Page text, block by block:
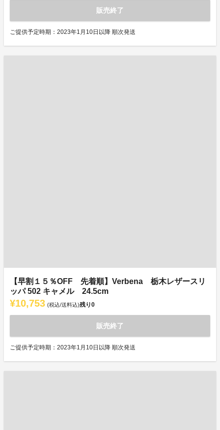
販売終了
ご提供予定時期：2023年1月10日以降 順次発送
【早割１５％OFF 先着順】Verbena 栃木レザースリ
ッパ 502 キャメル 24.5cm
¥10,753 (税込/送料込)残り0
販売終了
ご提供予定時期：2023年1月10日以降 順次発送